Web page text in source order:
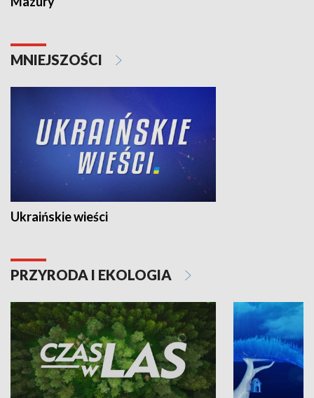
MNIEJSZOŚCI
Ukraińskie wieści
PRZYRODA I EKOLOGIA